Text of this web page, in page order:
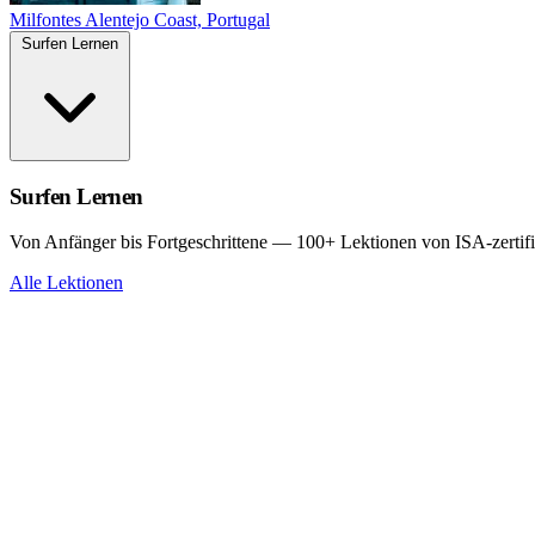
Milfontes Alentejo Coast, Portugal
Surfen Lernen
Von Anfänger bis Fortgeschrittene — 100+ Lektionen von ISA-
Alle Lektionen